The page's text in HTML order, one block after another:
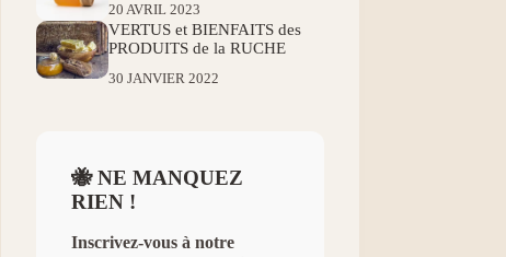
20 AVRIL 2023
VERTUS et BIENFAITS des
PRODUITS de la RUCHE
30 JANVIER 2022
🐝 NE MANQUEZ
RIEN !
Inscrivez-vous à notre